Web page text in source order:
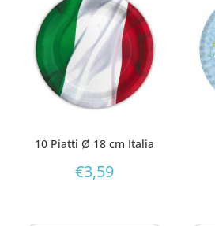
10 Piatti Ø 18 cm Italia
€3,59